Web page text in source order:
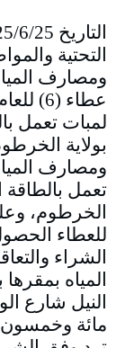
التحتية
ومصارف
لمبات تعمل
بولاية
ومصارف
تعمل بالطاقة
الخرطوم،
للعطاء
الشراء
مائة وخمسون